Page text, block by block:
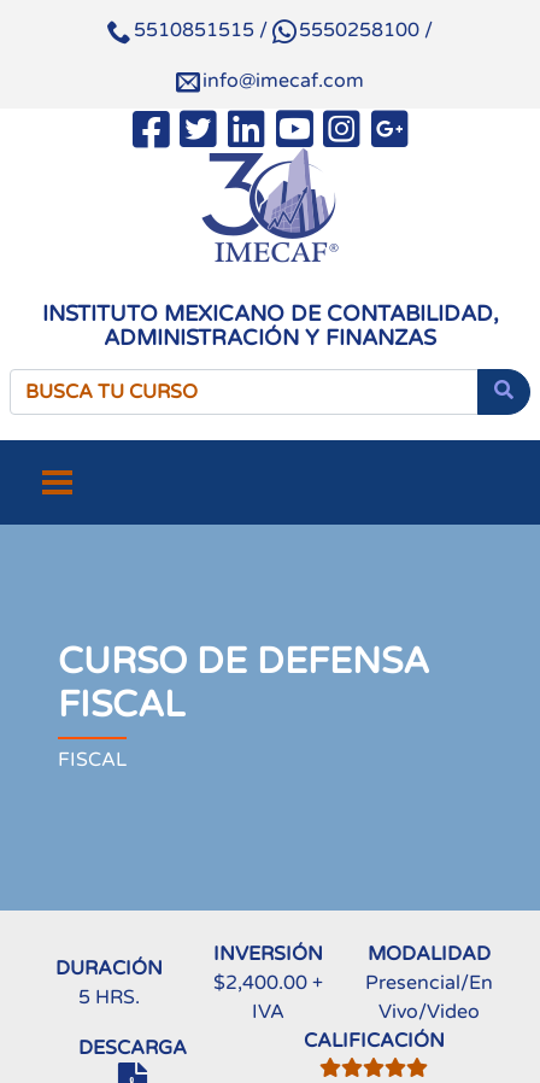
5510851515 / 5550258100 /
info@imecaf.com
INSTITUTO MEXICANO DE CONTABILIDAD,
ADMINISTRACIÓN Y FINANZAS
CURSO DE DEFENSA
FISCAL
FISCAL
DURACIÓN
5 HRS.
INVERSIÓN
$2,400.00 +
IVA
MODALIDAD
Presencial/En
Vivo/Video
DESCARGA
CALIFICACIÓN